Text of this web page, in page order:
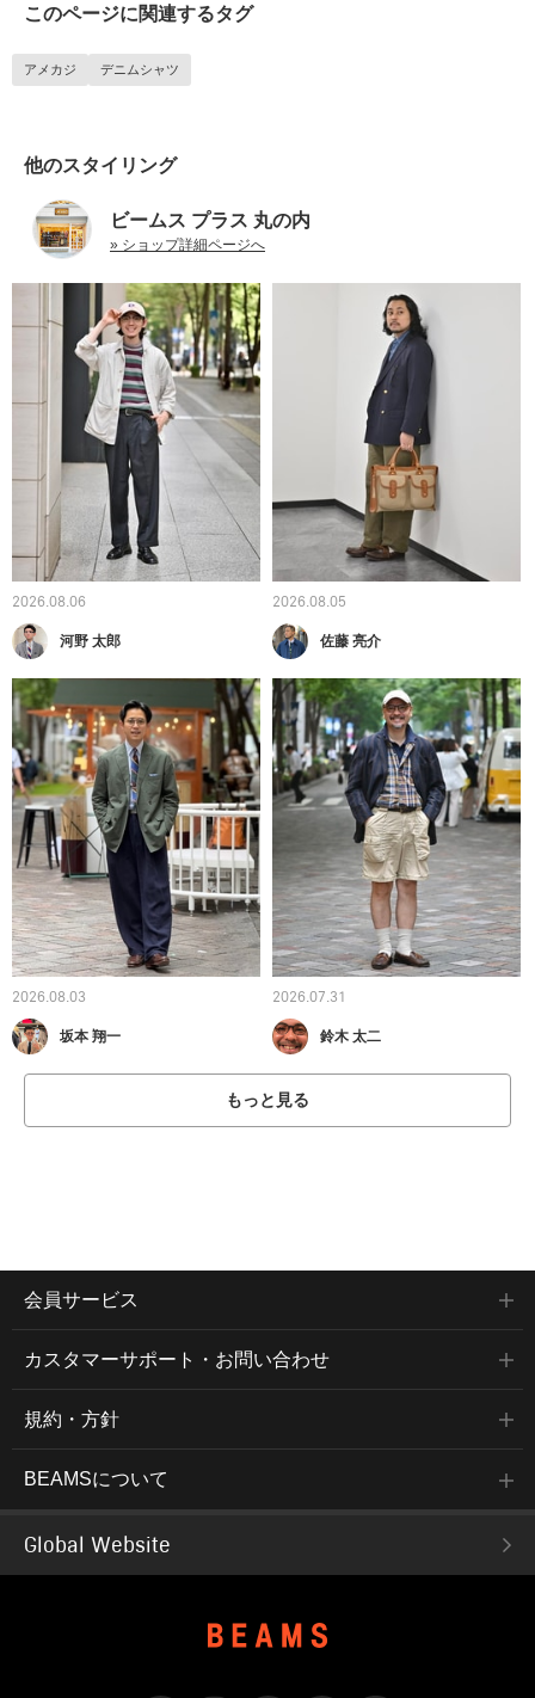
このページに関連するタグ
アメカジ デニムシャツ
他のスタイリング
ビームス プラス 丸の内
» ショップ詳細ページへ
2026.08.06
河野 太郎
2026.08.05
佐藤 亮介
2026.08.03
坂本 翔一
2026.07.31
鈴木 太二
もっと見る
会員サービス
カスタマーサポート・お問い合わせ
規約・方針
BEAMSについて
Global Website